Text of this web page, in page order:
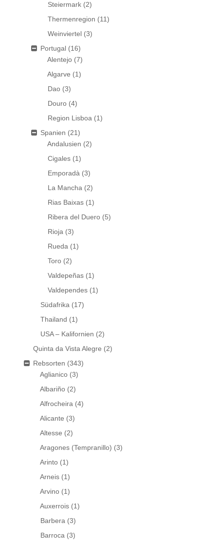
Steiermark (2)
Thermenregion (11)
Weinviertel (3)
Portugal (16)
Alentejo (7)
Algarve (1)
Dao (3)
Douro (4)
Region Lisboa (1)
Spanien (21)
Andalusien (2)
Cigales (1)
Emporadà (3)
La Mancha (2)
Rias Baixas (1)
Ribera del Duero (5)
Rioja (3)
Rueda (1)
Toro (2)
Valdepeñas (1)
Valdependes (1)
Südafrika (17)
Thailand (1)
USA – Kalifornien (2)
Quinta da Vista Alegre (2)
Rebsorten (343)
Aglianico (3)
Albariño (2)
Alfrocheira (4)
Alicante (3)
Altesse (2)
Aragones (Tempranillo) (3)
Arinto (1)
Arneis (1)
Arvino (1)
Auxerrois (1)
Barbera (3)
Barroca (3)